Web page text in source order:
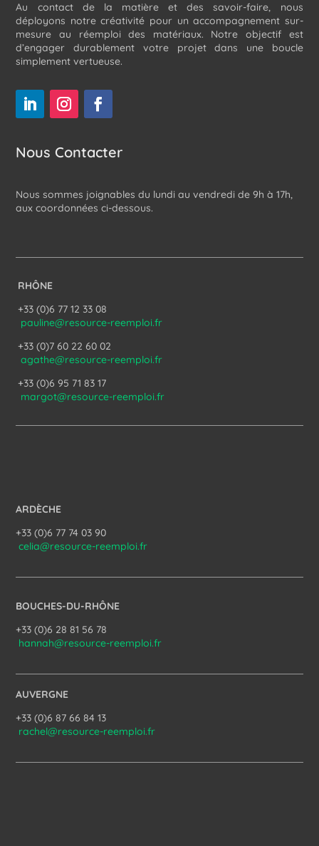
Au contact de la matière et des savoir-faire, nous
déployons notre créativité pour un accompagnement sur-
mesure au réemploi des matériaux. Notre objectif est
d’engager durablement votre projet dans une boucle
simplement vertueuse.
Nous Contacter
Nous sommes joignables du lundi au vendredi de 9h à 17h,
aux coordonnées ci-dessous.
RHÔNE
+33 (0)6 77 12 33 08
pauline@resource-reemploi.fr
+33 (0)7 60 22 60 02
agathe@resource-reemploi.fr
+33 (0)6 95 71 83 17
margot@resource-reemploi.fr
ARDÈCHE
+33 (0)6 77 74 03 90
celia@resource-reemploi.fr
BOUCHES-DU-RHÔNE
+33 (0)6 28 81 56 78
hannah@resource-reemploi.fr
AUVERGNE
+33 (0)6 87 66 84 13
rachel@resource-reemploi.fr